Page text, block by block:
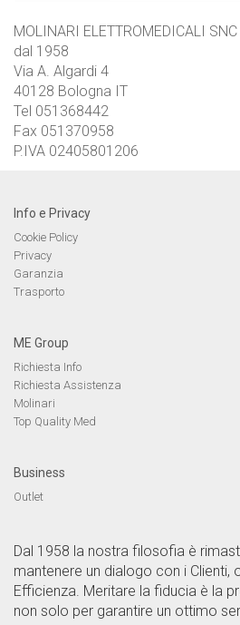
MOLINARI ELETTROMEDICALI SNC
dal 1958
Via A. Algardi 4
40128 Bologna IT
Tel 051368442
Fax 051370958
P.IVA 02405801206
Info e Privacy
Cookie Policy
Privacy
Garanzia
Trasporto
ME Group
Richiesta Info
Richiesta Assistenza
Molinari
Top Quality Med
Business
Outlet
Dal 1958 la nostra filosofia è
mantenere un dialogo con i Clienti,
Efficienza. Meritare la fiducia è la
non solo per garantire un ottimo